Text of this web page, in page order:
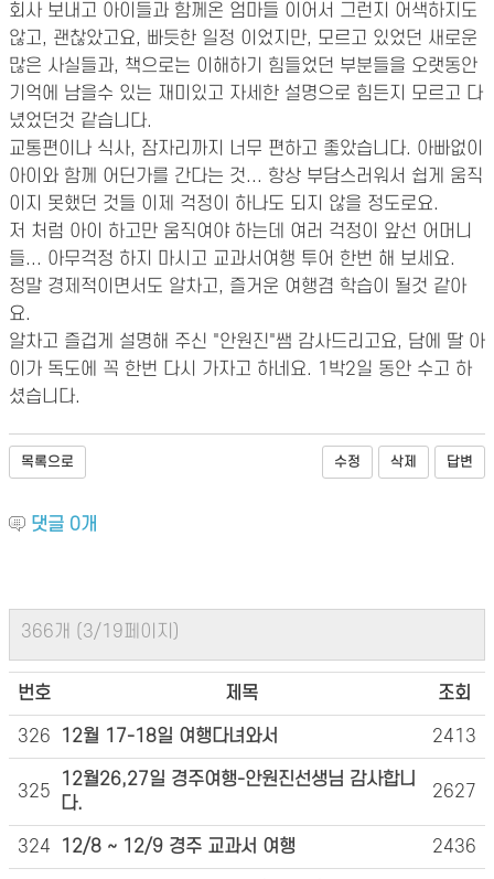
회사 보내고 아이들과 함께온 엄마들 이어서 그런지 어색하지도
않고, 괜찮았고요, 빠듯한 일정 이었지만, 모르고 있었던 새로운
많은 사실들과, 책으로는 이해하기 힘들었던 부분들을 오랫동안
기억에 남을수 있는 재미있고 자세한 설명으로 힘든지 모르고 다
녔었던것 같습니다.
교통편이나 식사, 잠자리까지 너무 편하고 좋았습니다. 아빠없이
아이와 함께 어딘가를 간다는 것... 항상 부담스러워서 쉽게 움직
이지 못했던 것들 이제 걱정이 하나도 되지 않을 정도로요.
저 처럼 아이 하고만 움직여야 하는데 여러 걱정이 앞선 어머니
들... 아무걱정 하지 마시고 교과서여행 투어 한번 해 보세요.
정말 경제적이면서도 알차고, 즐거운 여행겸 학습이 될것 같아
요.
알차고 즐겁게 설명해 주신 "안원진"쌤 감사드리고요, 담에 딸 아
이가 독도에 꼭 한번 다시 가자고 하네요. 1박2일 동안 수고 하
셨습니다.
목록으로 수정 삭제 답변
댓글 0개
366개 (3/19페이지)
번호 제목 조회
326 12월 17-18일 여행다녀와서 2413
325
12월26,27일 경주여행-안원진선생님 감사합니
다.
2627
324 12/8 ~ 12/9 경주 교과서 여행 2436